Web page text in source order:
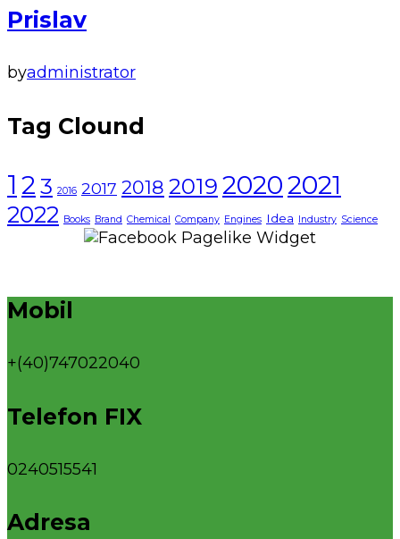
Prislav
byadministrator
Tag Clound
1 2 3 2016 2017 2018 2019 20202021
2022 Books Brand Chemical Company Engines Idea Industry Science
Mobil
+(40)747022040
Telefon FIX
0240515541
Adresa